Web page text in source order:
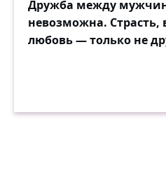
Дружба между
невозможна.
любовь — только не